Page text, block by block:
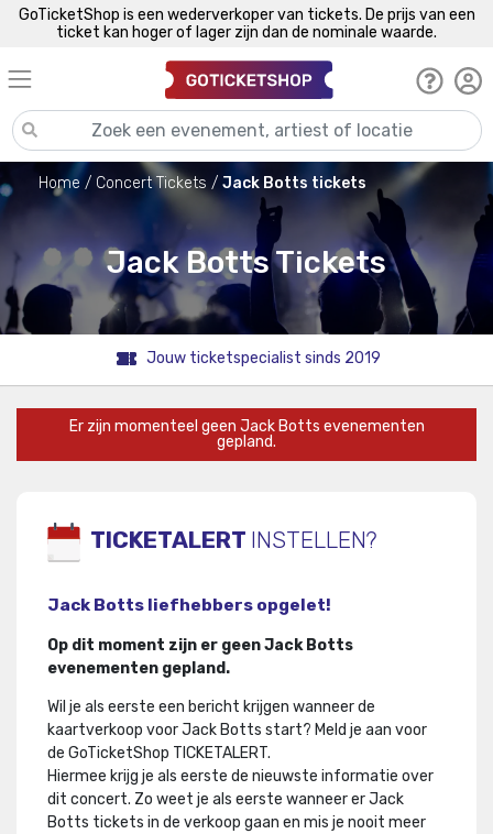
GoTicketShop is een wederverkoper van tickets. De prijs van een
ticket kan hoger of lager zijn dan de nominale waarde.
Home Concert Tickets Jack Botts tickets
Jack Botts Tickets
Jouw ticketspecialist sinds 2019
Er zijn momenteel geen Jack Botts evenementen
gepland.
TICKETALERT INSTELLEN?
Jack Botts liefhebbers opgelet!
Op dit moment zijn er geen Jack Botts
evenementen gepland.
Wil je als eerste een bericht krijgen wanneer de
kaartverkoop voor Jack Botts start? Meld je aan voor
de GoTicketShop TICKETALERT.
Hiermee krijg je als eerste de nieuwste informatie over
dit concert. Zo weet je als eerste wanneer er Jack
Botts tickets in de verkoop gaan en mis je nooit meer